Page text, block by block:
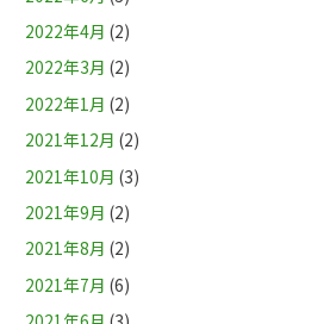
2022年4月 (2)
2022年3月 (2)
2022年1月 (2)
2021年12月 (2)
2021年10月 (3)
2021年9月 (2)
2021年8月 (2)
2021年7月 (6)